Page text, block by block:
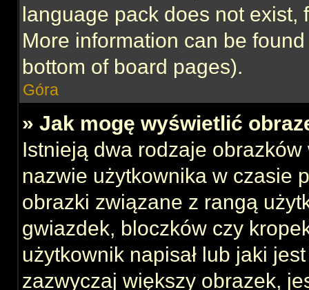
language pack does not exist,
More information can be
bottom of board pages).
Góra
» Jak mogę wyświetlić
Istnieją dwa rodzaje
nazwie użytkownika w czasie
obrazki związane z rangą
gwiazdek, bloczków czy
użytkownik napisał lub jaki
zazwyczaj większy obrazek,